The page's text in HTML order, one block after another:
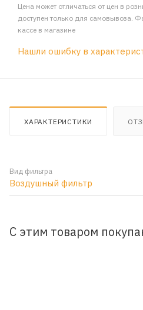
Цена может отличаться от цен в
доступен только для самовывоза.
кассе в магазине
Нашли ошибку в
ХАРАКТЕРИСТИКИ
Вид фильтра
Воздушный фильтр
С этим товаром